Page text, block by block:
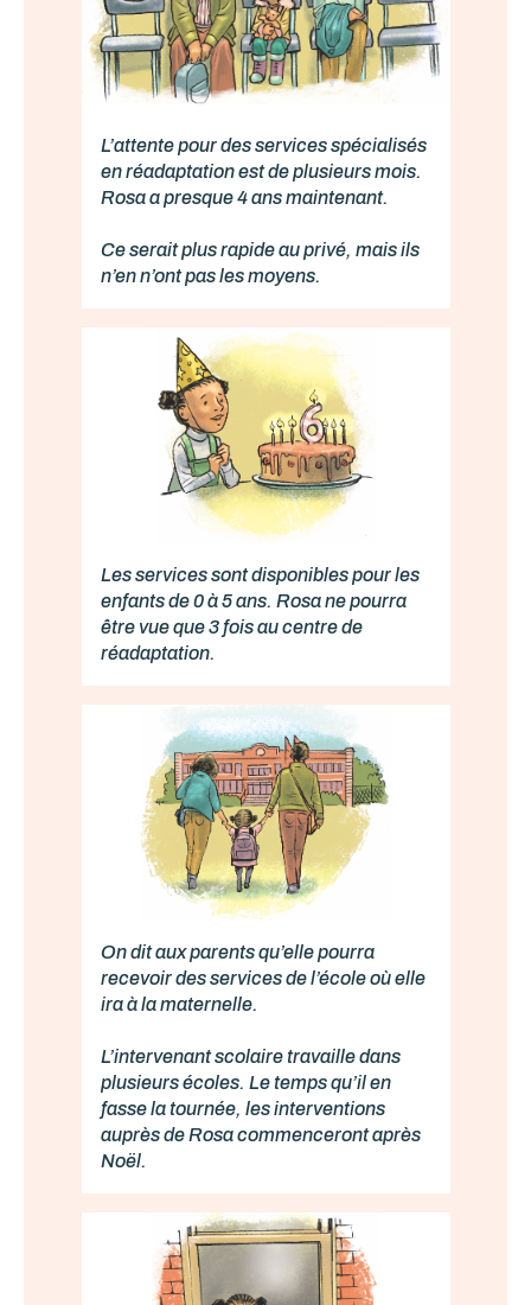
L’attente pour des services spécialisés
en réadaptation est de plusieurs mois.
Rosa a presque 4 ans maintenant.
Ce serait plus rapide au privé, mais ils
n’en n’ont pas les moyens.
Les services sont disponibles pour les
enfants de 0 à 5 ans. Rosa ne pourra
être vue que 3 fois au centre de
réadaptation.
On dit aux parents qu’elle pourra
recevoir des services de l’école où elle
ira à la maternelle.
L’intervenant scolaire travaille dans
plusieurs écoles. Le temps qu’il en
fasse la tournée, les interventions
auprès de Rosa commenceront après
Noël.